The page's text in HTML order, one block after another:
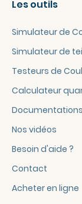
Les outils
Simulateur de
Simulateur de
Testeurs de
Calculateur
Nos vidéos
Besoin d'aide ?
Contact
Acheter en ligne